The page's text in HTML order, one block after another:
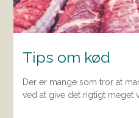
Tips om kød
Der er mange som tror at
ved at give det rigtigt meget